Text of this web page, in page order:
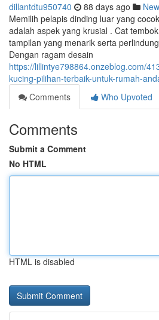
dillantdtu950740 88 days ago
Memilih pelapis dinding luar yang
adalah aspek yang krusial . Cat
tampilan yang menarik serta
Dengan ragam desain
https://lillintye798864.onzeblog.com/
kucing-pilihan-terbaik-untuk-rumah-
Comments
Who Upvoted
Comments
Submit a Comment
No HTML
HTML is disabled